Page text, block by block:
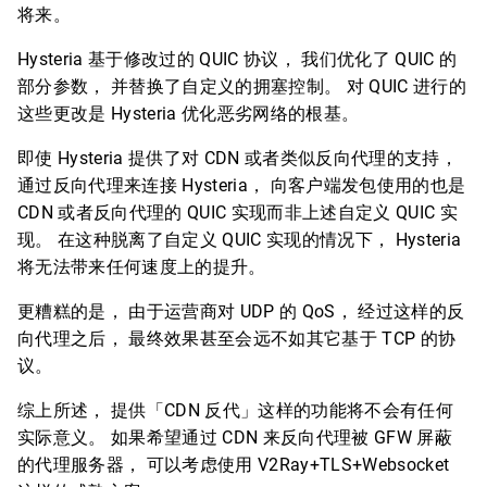
将来。
Hysteria 基于修改过的 QUIC 协议， 我们优化了 QUIC 的
部分参数， 并替换了自定义的拥塞控制。 对 QUIC 进行的
这些更改是 Hysteria 优化恶劣网络的根基。
即使 Hysteria 提供了对 CDN 或者类似反向代理的支持，
通过反向代理来连接 Hysteria， 向客户端发包使用的也是
CDN 或者反向代理的 QUIC 实现而非上述自定义 QUIC 实
现。 在这种脱离了自定义 QUIC 实现的情况下， Hysteria
将无法带来任何速度上的提升。
更糟糕的是， 由于运营商对 UDP 的 QoS， 经过这样的反
向代理之后， 最终效果甚至会远不如其它基于 TCP 的协
议。
综上所述， 提供「CDN 反代」这样的功能将不会有任何
实际意义。 如果希望通过 CDN 来反向代理被 GFW 屏蔽
的代理服务器， 可以考虑使用 V2Ray+TLS+Websocket